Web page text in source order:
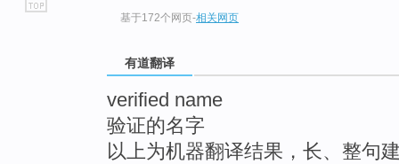
基于172个网页-相关网页
有道翻译
verified name
验证的名字
以上为机器翻译结果，长、整句